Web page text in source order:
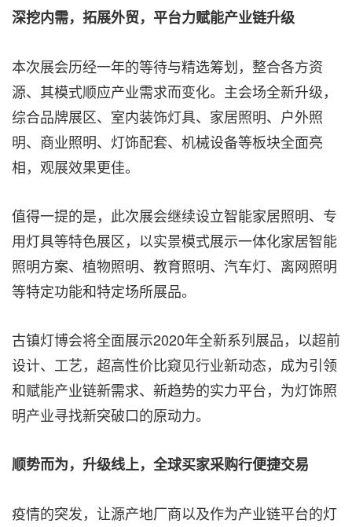
深挖内需，拓展外贸，平台力赋能产业链升级
本次展会历经一年的等待与精选筹划，整合各方资
源、其模式顺应产业需求而变化。主会场全新升级，
综合品牌展区、室内装饰灯具、家居照明、户外照
明、商业照明、灯饰配套、机械设备等板块全面亮
相，观展效果更佳。
值得一提的是，此次展会继续设立智能家居照明、专
用灯具等特色展区，以实景模式展示一体化家居智能
照明方案、植物照明、教育照明、汽车灯、离网照明
等特定功能和特定场所展品。
古镇灯博会将全面展示2020年全新系列展品，以超前
设计、工艺，超高性价比窥见行业新动态，成为引领
和赋能产业链新需求、 新趋势的实力平台，为灯饰照
明产业寻找新突破口的原动力。
顺势而为，升级线上，全球买家采购行便捷交易
疫情的突发，让源产地厂商以及作为产业链平台的灯